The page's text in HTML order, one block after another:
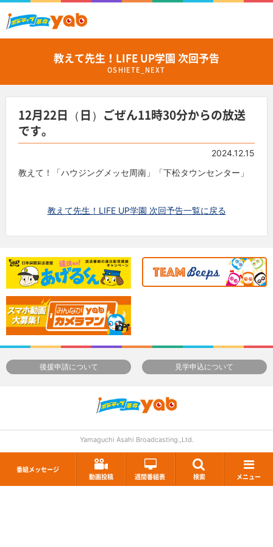
番組メッセージ
動画投稿
週間番組表 検索 メニュー
教えて先生！LIFE UP学園 次回予告
OSHIETE_NEXT
12月22日（日）ごぜん11時30分からの放送
です。
2024.12.15
教えて！「ハウジングメッセ周南」「下松タウンセンター」
教えて先生！LIFE UP学園 次回予告一覧に戻る
後援申請について 見学申込について
Yamaguchi Asahi Broadcasting.,Ltd.